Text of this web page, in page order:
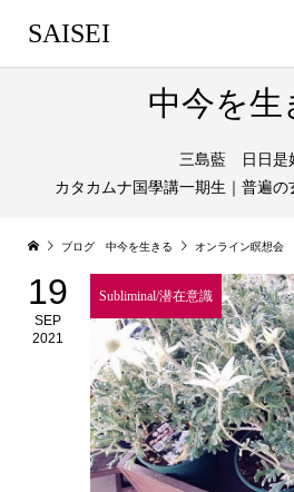
SAISEI
中今を生
三島藍 日日是
カタカムナ国學講一期生｜普遍
ブログ 中今を生きる オンライン瞑想会
19
SEP
2021
Subliminal/潜在意識